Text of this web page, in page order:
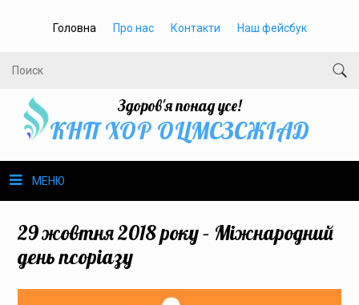
Головна Про нас Контакти Наш фейсбук
Здоров'я понад усе!
КНП ХОР ОЦМСЗСЖIАД
МЕНЮ
Громадське здоров’я
29 жовтня 2018 року – Міжнародний
день псоріазу